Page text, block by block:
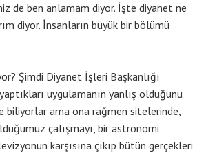
de ben anlamam diyor. İşte diyanet ne
diyor. İnsanların büyük bir bölümü
Şimdi Diyanet İşleri Başkanlığı
uygulamanın yanlış olduğunu
biliyorlar ama ona rağmen sitelerinde,
çalışmayı, bir astronomi
karşısına çıkıp bütün gerçekleri